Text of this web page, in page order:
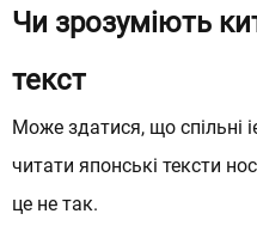
Чи зрозуміють
текст
Може здатися, що спільні
читати японські тексти
це не так.